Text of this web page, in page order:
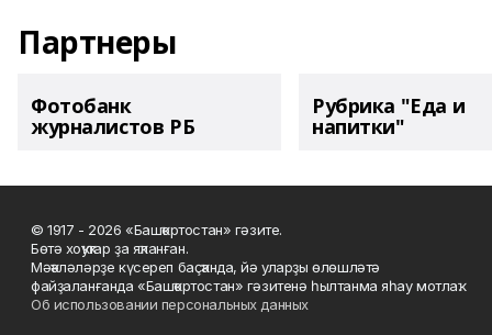
Партнеры
Фотобанк
журналистов РБ
Рубрика "Еда и
напитки"
© 1917 - 2026 «Башҡортостан» гәзите.
Бөтә хоҡуҡтар ҙа яҡланған.
Мәҡәләләрҙе күсереп баҫҡанда, йә уларҙы өлөшләтә
файҙаланғанда «Башҡортостан» гәзитенә һылтанма яһау мотлаҡ.
Об использовании персональных данных